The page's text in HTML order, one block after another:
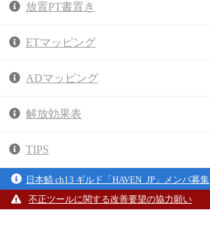
放置PT書置き
ETマッピング
ADマッピング
解放効果表
TIPS
日本鯖 ch13 ギルド「HAVEN_JP」メンバ募集
不正ツールに関する改善要望の協力願い